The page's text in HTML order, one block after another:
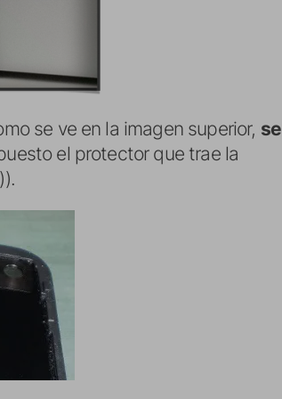
se ve en la imagen superior, se
el protector que trae la